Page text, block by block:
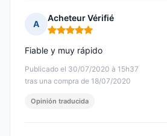
A
Acheteur Vérifié
Nota: 5 de 5
Publicado el 30/07/2020 à 15h37
tras una compra de 18/07/2020
Fiable y muy rápido
Opinión traducida